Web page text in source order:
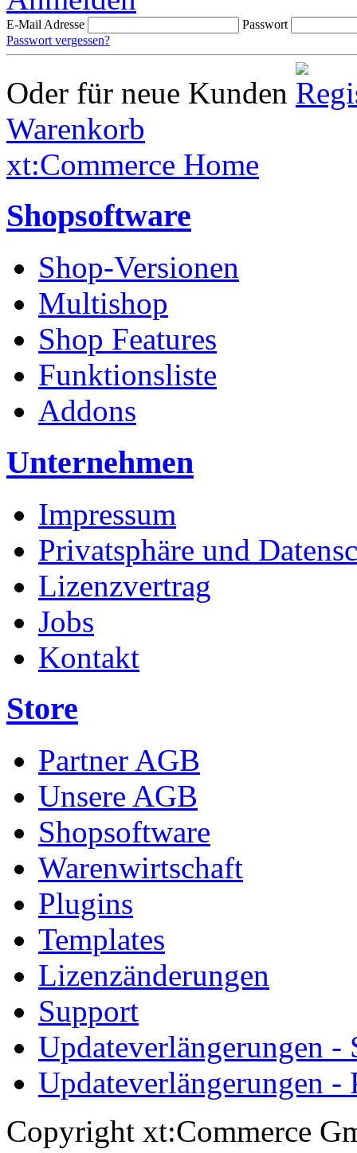
E-Mail Adresse
Passwort
Passwort vergessen?
Oder für neue Kunden
Warenkorb
xt:Commerce Home
Shopsoftware
Shop-Versionen
Multishop
Shop Features
Funktionsliste
Addons
Unternehmen
Impressum
Privatsphäre und
Lizenzvertrag
Jobs
Kontakt
Store
Partner AGB
Unsere AGB
Shopsoftware
Warenwirtschaft
Plugins
Templates
Lizenzänderungen
Support
Updateverlängerungen -
Updateverlängerungen -
Copyright xt:Commerce